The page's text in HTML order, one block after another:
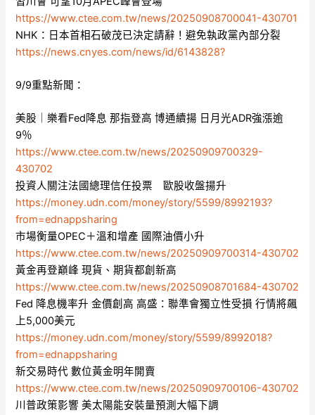
https://www.ctee.com.tw/news/20250908700041-430701
NHK：日本首相石破茂已決定請辭！避免執政黨內部分裂
https://news.cnyes.com/news/id/6143828?
9/9重點新聞：
美股｜樂看Fed降息 那指登高 博通續揚 日月光ADR強漲逾
9％
https://www.ctee.com.tw/news/20250909700329-
430702
投資人關注法國總理信任投票 歐股收盤揚升
https://money.udn.com/money/story/5599/8992193?
from=ednappsharing
市場衡量OPEC＋溫和增產 國際油價小升
https://www.ctee.com.tw/news/20250909700314-430702
黃金再登巔峰 現貨、期貨都創新高
https://www.ctee.com.tw/news/20250908701684-430702
Fed 降息機率升 金價創高 高盛：聯準會獨立性受損 行情將飆
上5,000美元
https://money.udn.com/money/story/5599/8992018?
from=ednappsharing
新交易時代 數位黃金明年開賣
https://www.ctee.com.tw/news/20250909700106-430702
川普政策影響 美太陽能安裝量預測大幅下調